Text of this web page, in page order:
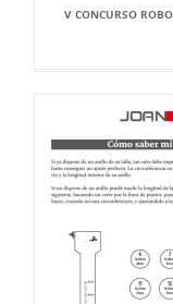
V CONCURSO